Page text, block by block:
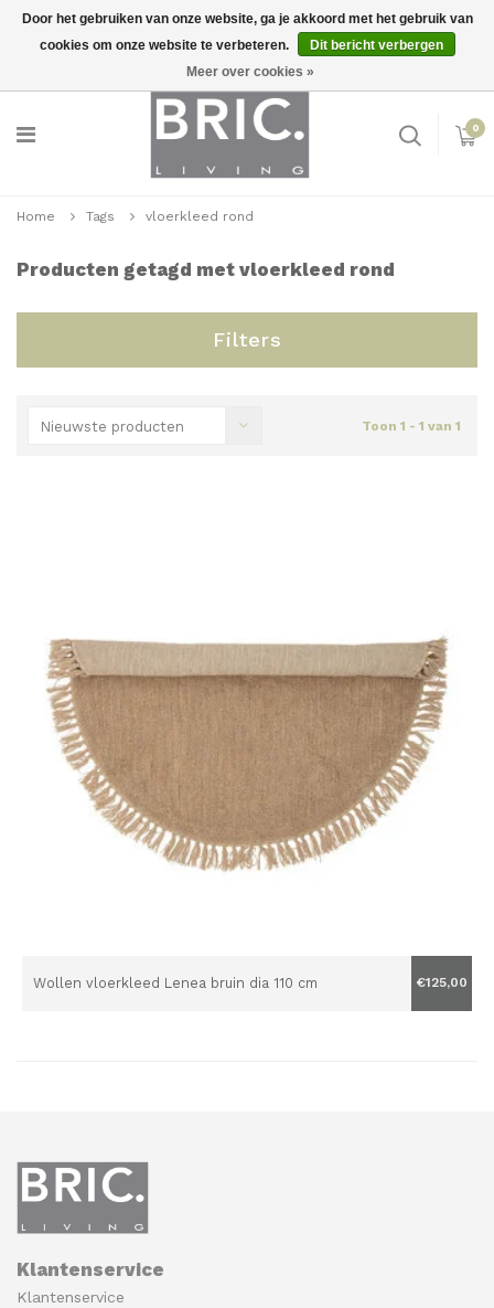
Inloggen
0
Home Tags vloerkleed rond
Producten getagd met vloerkleed rond
Filters
Nieuwste producten Toon 1 - 1 van 1
Wollen vloerkleed Lenea bruin dia 110 cm €125,00
Klantenservice
Klantenservice
Door het gebruiken van onze website, ga je akkoord met het gebruik van
cookies om onze website te verbeteren.
Dit bericht verbergen
Meer over cookies »